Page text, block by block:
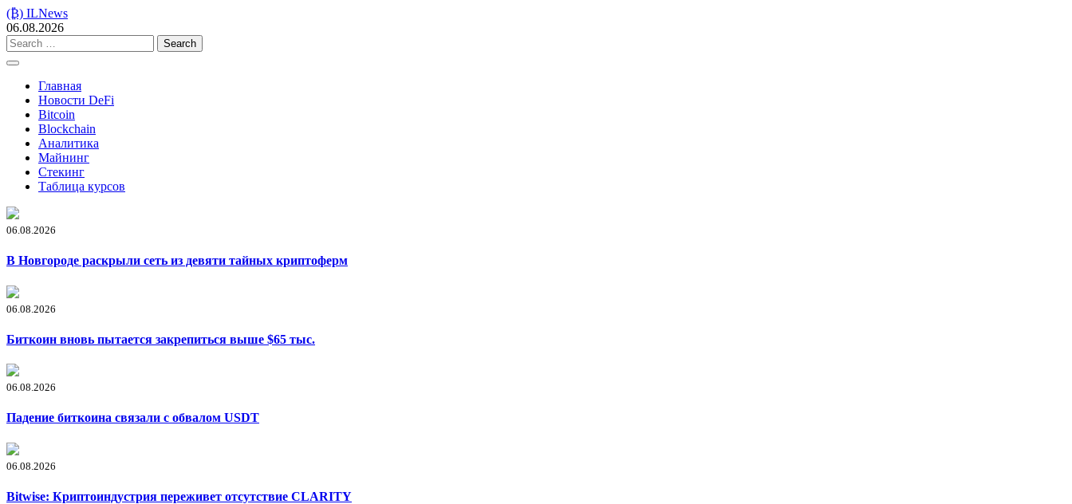
Skip
to
content
(₿) ILNews
06.08.2026
Search
for:
Главная
Новости DeFi
Bitcoin
Blockchain
Аналитика
Майнинг
Стекинг
Таблица курсов
06.08.2026
В Новгороде раскрыли сеть из девяти тайных криптоферм
06.08.2026
Биткоин вновь пытается закрепиться выше $65 тыс.
06.08.2026
Падение биткоина связали с обвалом USDT
06.08.2026
Bitwise: Криптоиндустрия переживет отсутствие CLARITY